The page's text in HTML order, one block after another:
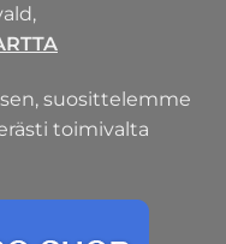
suosittelemme
toimivalta